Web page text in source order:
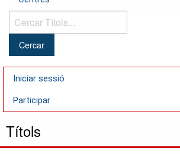
Cercar
Títols...
Iniciar sessió
Participar
Títols